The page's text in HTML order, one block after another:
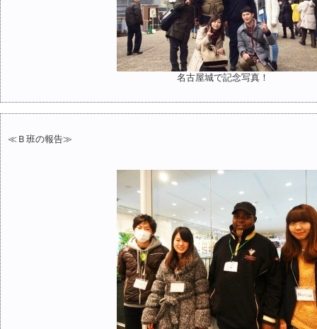
名古屋城で記念写真！
≪Ｂ班の報告≫